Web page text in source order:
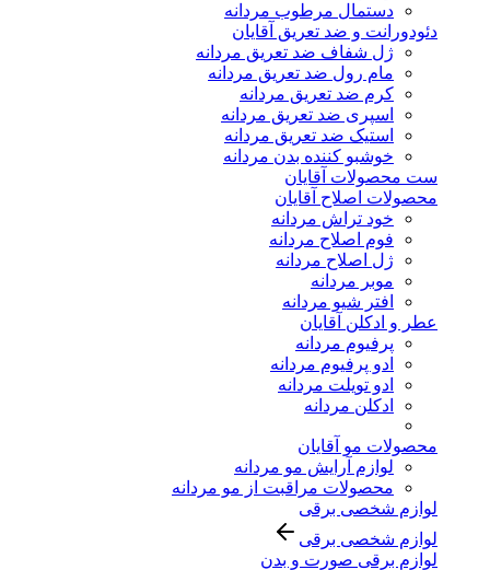
دستمال مرطوب مردانه
دئودورانت و ضد تعریق آقایان
ژل شفاف ضد تعریق مردانه
مام رول ضد تعریق مردانه
کرم ضد تعریق مردانه
اسپری ضد تعریق مردانه
استیک ضد تعریق مردانه
خوشبو کننده بدن مردانه
ست محصولات آقایان
محصولات اصلاح آقایان
خود تراش مردانه
فوم اصلاح مردانه
ژل اصلاح مردانه
موبر مردانه
افتر شیو مردانه
عطر و ادکلن آقایان
پرفیوم مردانه
ادو پرفیوم مردانه
ادو تویلت مردانه
ادکلن مردانه
محصولات مو آقایان
لوازم آرایش مو مردانه
محصولات مراقبت از مو مردانه
لوازم شخصی برقی
لوازم شخصی برقی
لوازم برقی صورت و بدن